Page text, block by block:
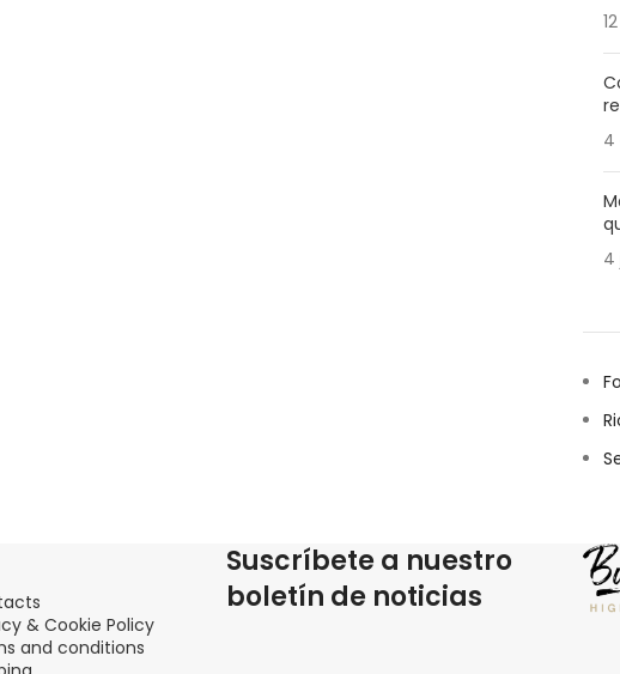
4
4
& Cookie Policy
and conditions
Suscríbete a nuestro
boletín de noticias